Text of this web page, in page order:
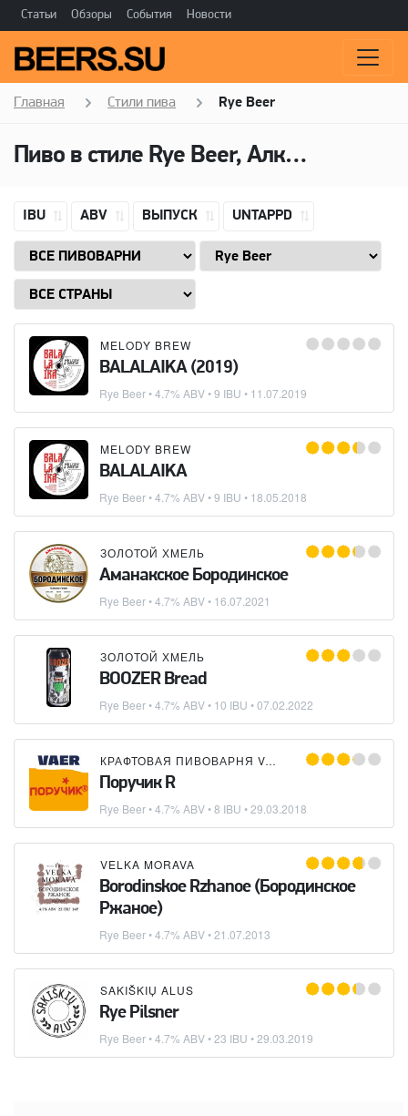
Статьи Обзоры События Новости
Главная Стили пива Rye Beer
Пиво в стиле Rye Beer, Алкоголь: 4,7 ABV
IBU ABV ВЫПУСК UNTAPPD
MELODY BREW
BALALAIKA (2019)
Rye Beer• 4.7% ABV • 9 IBU • 11.07.2019
MELODY BREW
BALALAIKA
Rye Beer• 4.7% ABV • 9 IBU • 18.05.2018
ЗОЛОТОЙ ХМЕЛЬ
Аманакское Бородинское
Rye Beer• 4.7% ABV • 16.07.2021
ЗОЛОТОЙ ХМЕЛЬ
BOOZER Bread
Rye Beer• 4.7% ABV • 10 IBU •07.02.2022
КРАФТОВАЯ ПИВОВАРНЯ VAER
Поручик R
Rye Beer• 4.7% ABV • 8 IBU •29.03.2018
VELKA MORAVA
Borodinskoe Rzhanoe (Бородинское
Ржаное)
Rye Beer• 4.7% ABV •21.07.2013
SAKIŠKIŲ ALUS
Rye Pilsner
Rye Beer• 4.7% ABV • 23 IBU •29.03.2019